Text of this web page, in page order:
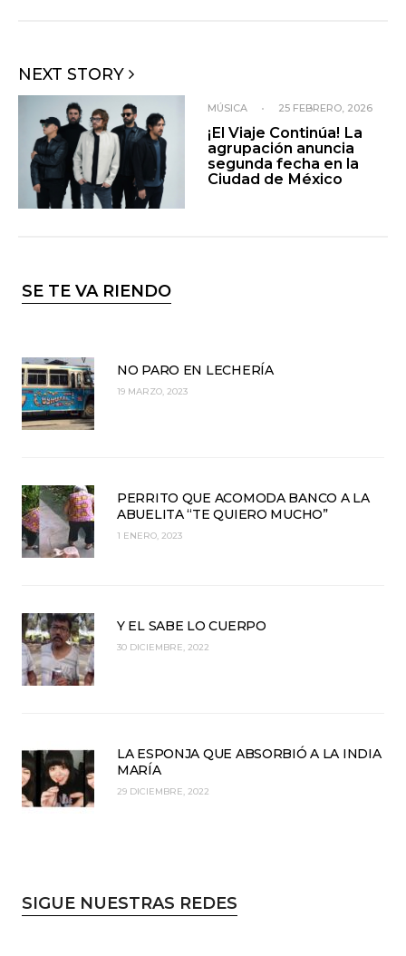
NEXT STORY
MÚSICA • 25 FEBRERO, 2026
¡El Viaje Continúa! La
agrupación anuncia
segunda fecha en la
Ciudad de México
SE TE VA RIENDO
NO PARO EN LECHERÍA
19 MARZO, 2023
PERRITO QUE ACOMODA BANCO A LA
ABUELITA “TE QUIERO MUCHO”
1 ENERO, 2023
Y EL SABE LO CUERPO
30 DICIEMBRE, 2022
LA ESPONJA QUE ABSORBIÓ A LA INDIA
MARÍA
29 DICIEMBRE, 2022
SIGUE NUESTRAS REDES